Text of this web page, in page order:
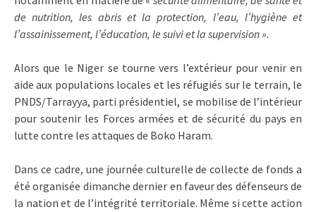
de nutrition, les abris et la protection, l’eau, l’hygiène et
l’assainissement, l’éducation, le suivi et la supervision ».
Alors que le Niger se tourne vers l’extérieur pour venir en
aide aux populations locales et les réfugiés sur le terrain, le
PNDS/Tarrayya, parti présidentiel, se mobilise de l’intérieur
pour soutenir les Forces armées et de sécurité du pays en
lutte contre les attaques de Boko Haram.
Dans ce cadre, une journée culturelle de collecte de fonds a
été organisée dimanche dernier en faveur des défenseurs de
la nation et de l’intégrité territoriale. Même si cette action